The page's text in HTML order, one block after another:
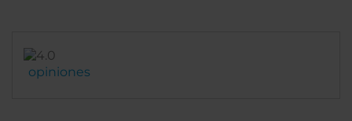
opiniones